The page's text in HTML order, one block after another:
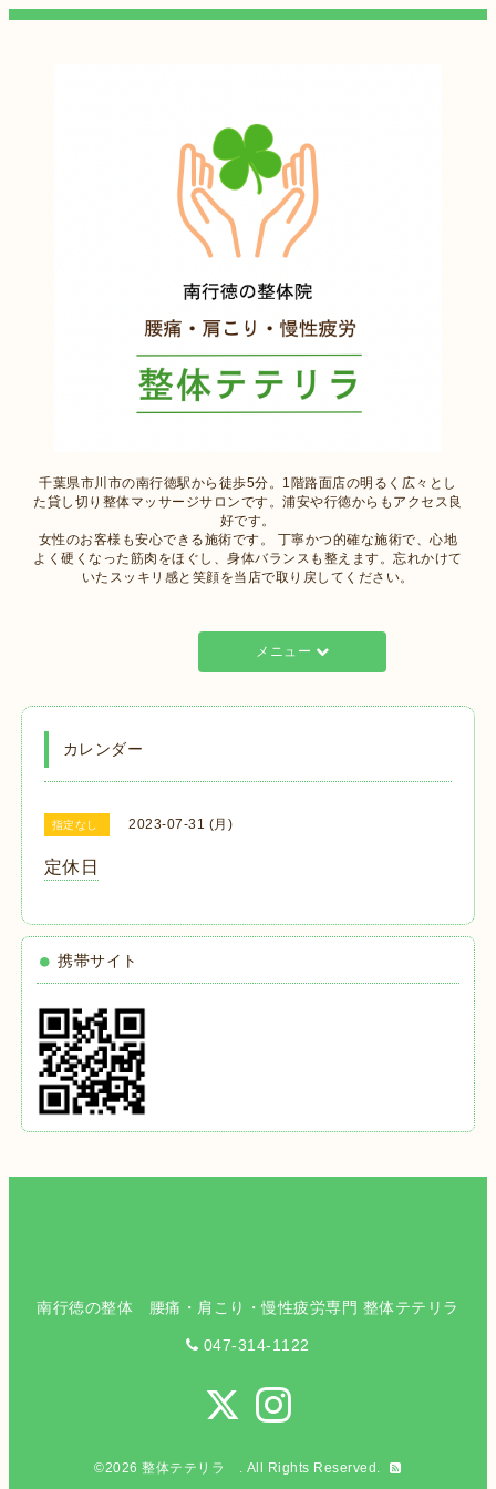
千葉県市川市の南行徳駅から徒歩5分。1階路面店の明るく広々とし
た貸し切り整体マッサージサロンです。浦安や行徳からもアクセス良
好です。
女性のお客様も安心できる施術です。 丁寧かつ的確な施術で、心地
よく硬くなった筋肉をほぐし、身体バランスも整えます。忘れかけて
いたスッキリ感と笑顔を当店で取り戻してください。
メニュー
カレンダー
指定なし 2023-07-31 (月)
定休日
携帯サイト
南行徳の整体 腰痛・肩こり・慢性疲労専門 整体テテリラ
047-314-1122
©2026整体テテリラ . All Rights Reserved.